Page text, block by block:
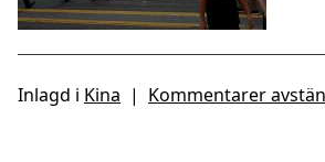
Inlagd i Kina | Kommentarer